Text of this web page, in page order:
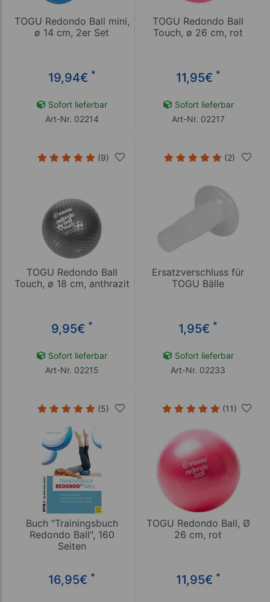
TOGU Redondo Ball mini,
ø 14 cm, 2er Set
19,94€ *
Sofort lieferbar
Art-Nr. 02214
TOGU Redondo Ball
Touch, ø 26 cm, rot
11,95€ *
Sofort lieferbar
Art-Nr. 02217
(9)
TOGU Redondo Ball
Touch, ø 18 cm, anthrazit
9,95€ *
Sofort lieferbar
Art-Nr. 02215
(2)
Ersatzverschluss für
TOGU Bälle
1,95€ *
Sofort lieferbar
Art-Nr. 02233
(5)
Buch "Trainingsbuch
Redondo Ball", 160
Seiten
16,95€ *
(11)
TOGU Redondo Ball, Ø
26 cm, rot
11,95€ *